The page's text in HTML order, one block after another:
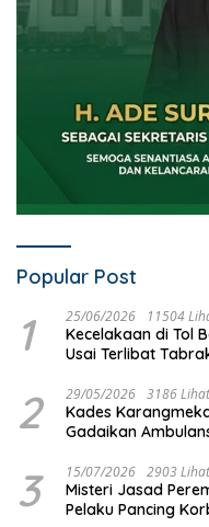
Popular Post
1 25/06/2026 11504
Kecelakaan di Tol
Usai Terlibat
2 29/05/2026 3186 Lihat
Kades
Gadaikan
3 15/07/2026 2903 Lihat
Misteri Jasad
Pelaku Pancing